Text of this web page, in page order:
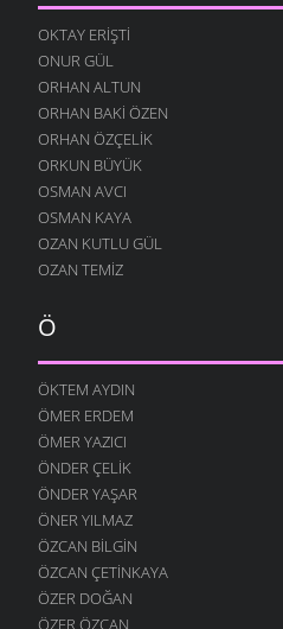
10 AĞUSTOS 2004
DILFEZ
24 TEMMUZ 2004
OKTAY ERIŞTI
ONUR GÜL
ORHAN ALTUN
ORHAN BAKI ÖZEN
ORHAN ÖZÇELIK
ORKUN BÜYÜK
OSMAN AVCI
OSMAN KAYA
OZAN KUTLU GÜL
OZAN TEMIZ
Ö
ÖKTEM AYDIN
ÖMER ERDEM
ÖMER YAZICI
ÖNDER ÇELIK
ÖNDER YAŞAR
ÖNER YILMAZ
ÖZCAN BILGIN
ÖZCAN ÇETINKAYA
ÖZER DOĞAN
ÖZER ÖZCAN